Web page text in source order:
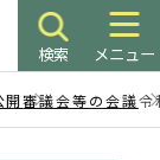
検索 メニュー
開審議会等の会議令